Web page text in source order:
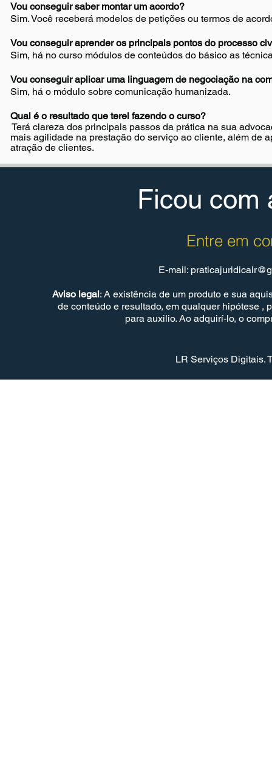
privacidade e termo
de uso já esta
adequado à LGPD?
clientes de
Vou conseguir saber montar um acordo?
Sim. Você receberá modelos de petições ou termos de
Vou conseguir aprender os principais pontos do processo
Sim, há no curso módulos de conteúdos do básico as
Vou conseguir aplicar uma linguagem de negociação na
Sim, há o módulo sobre comunicação humanizada.
Qual é o resultado que terei fazendo o curso?
Terá clareza dos principais passos da prática na sua
mais agilidade na prestação do serviço ao cliente, além de
atração de clientes.
Ficou com
Entre em
E-mail:
Aviso legal: A existência de um produto e sua
de conteúdo e resultado, em qualquer hipótese ,
para auxilio. Ao adquirí-lo, o
LR Serviços Digitais.